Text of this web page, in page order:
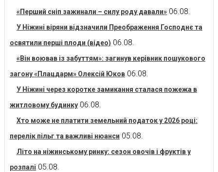
«Перший сніп зажинали – силу роду давали» 06.08.
У Ніжині віряни відзначили Преображення Господнє та
освятили перші плоди (відео) 06.08.
«Він воював із забуттям»: загинув керівник пошукового
загону «Плацдарм» Олексій Юков 06.08.
У Ніжині через коротке замикання сталася пожежа в
житловому будинку 06.08.
Хто може не платити земельний податок у 2026 році:
перелік пільг та важливі нюанси 05.08.
Літо на ніжинському ринку: сезон овочів і фруктів у
розпалі 05.08.